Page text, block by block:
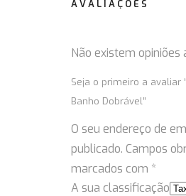
AVALIAÇÕES
Não existem opiniões
Seja o primeiro a avaliar
Banho Dobrável”
O seu endereço de
publicado. Campos
marcados com *
A sua classificação